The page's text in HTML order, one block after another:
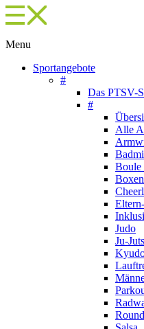
Menu
Sportangebote
#
Das PTSV-
#
Alle
Boule
Boxen
Judo
Ju-